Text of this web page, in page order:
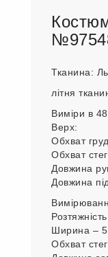
літня
Виміри в
Верх: